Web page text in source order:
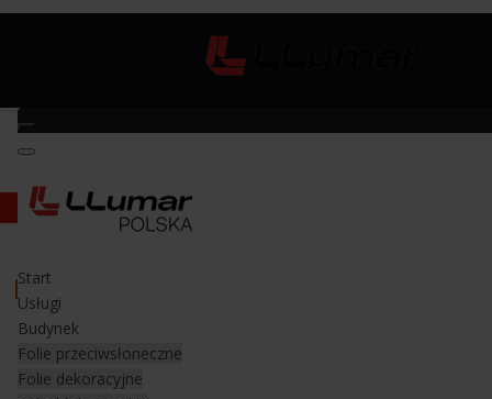
Start
Usługi
Budynek
Folie przeciwsłoneczne
Folie dekoracyjne
Mata magnetyczna Gecko Patch "S" Xtreme Mat
Mata magnetyczna Gecko Patch "S"
Mata magnetyczna do zastosowania z